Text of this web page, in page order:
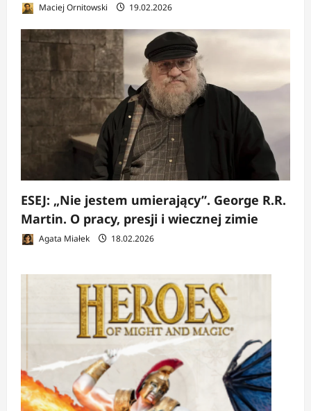
Maciej Ornitowski 19.02.2026
ESEJ: „Nie jestem umierający”. George R.R.
Martin. O pracy, presji i wiecznej zimie
Agata Miałek 18.02.2026